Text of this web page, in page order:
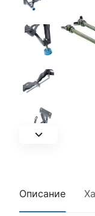
Описание